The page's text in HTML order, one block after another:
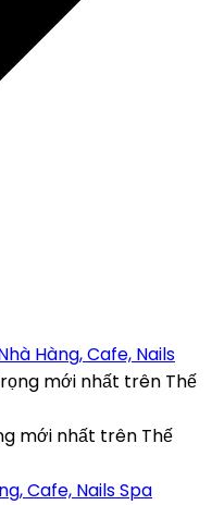
Hàng, Cafe, Nails
mới nhất trên Thế
Cafe, Nails Spa